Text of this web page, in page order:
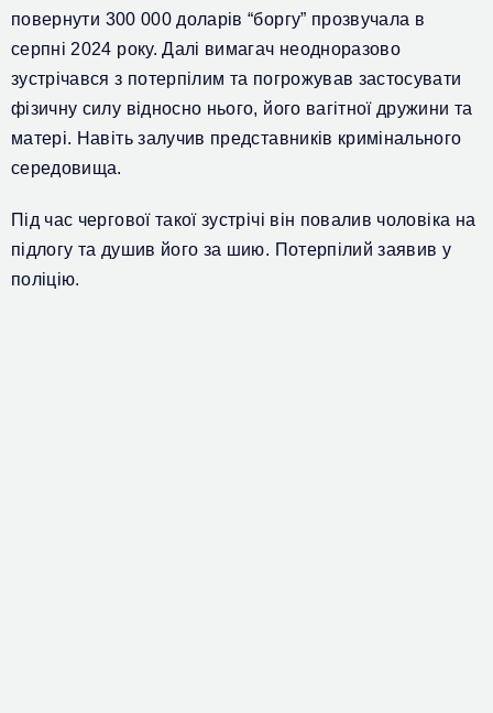
повернути 300 000 доларів “боргу” прозвучала в
серпні 2024 року. Далі вимагач неодноразово
зустрічався з потерпілим та погрожував застосувати
фізичну силу відносно нього, його вагітної дружини та
матері. Навіть залучив представників кримінального
середовища.
Під час чергової такої зустрічі він повалив чоловіка на
підлогу та душив його за шию. Потерпілий заявив у
поліцію.